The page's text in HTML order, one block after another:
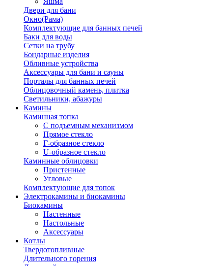
Двери для бани
Окно(Рама)
Комплектующие для банных печей
Баки для воды
Сетки на трубу
Бондарные изделия
Обливные устройства
Аксессуары для бани и сауны
Порталы для банных печей
Облицовочный камень, плитка
Светильники, абажуры
Камины
Каминная топка
С подъемным механизмом
Прямое стекло
Г-образное стекло
U-образное стекло
Каминные облицовки
Пристенные
Угловые
Комплектующие для топок
Электрокамины и биокамины
Биокамины
Настенные
Настольные
Аксессуары
Котлы
Твердотопливные
Длительного горения